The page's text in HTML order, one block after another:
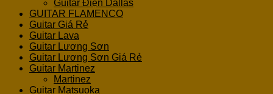
Guitar Điện Dallas
GUITAR FLAMENCO
Guitar Giá Rẻ
Guitar Lava
Guitar Lương Sơn
Guitar Lương Sơn Giá Rẻ
Guitar Martinez
Martinez
Guitar Matsuoka